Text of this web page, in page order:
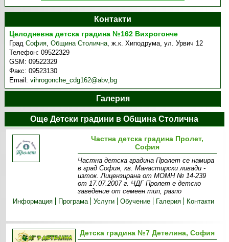
Контакти
Целодневна детска градина №162 Вихрогонче
ГрадСофия,Община Столична,ж.к. Хиподрума, ул. Урвич 12
Телефон:09522329
GSM:09522329
Факс:09523130
Email:vihrogonche_cdg162@abv,bg
Галерия
Още Детски градини в Община Столична
Частна детска градина Пролет,
София
Частна детска градина Пролет се намира
в град София, кв. Манастирски ливади -
изток. Лицензирана от МОМН № 14-239
от 17.07.2007 г. ЧДГ Пролет е детско
заведение от семеен тип, разпо
Информация
Програма Услуги Обучение Галерия Контакти
Детска градина №7 Детелина, София